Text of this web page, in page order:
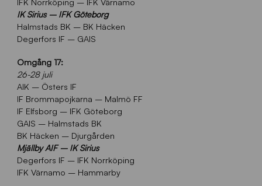
IK Sirius – IFK Göteborg
Halmstads BK – BK Häcken
Degerfors IF – GAIS
Omgång 17:
26-28 juli
AIK – Östers IF
IF Brommapojkarna – Malmö FF
IF Elfsborg – IFK Göteborg
GAIS – Halmstads BK
BK Häcken – Djurgården
Mjällby AIF – IK Sirius
Degerfors IF – IFK Norrköping
IFK Värnamo – Hammarby